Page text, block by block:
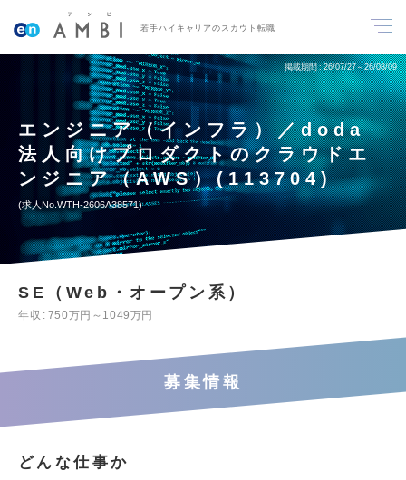
若手ハイキャリアのスカウト転職
掲載期間 26/07/27～26/08/09
エンジニア（インフラ）／doda
法人向けプロダクトのクラウドエ
ンジニア（AWS）(113704)
求人No.WTH-2606A38571
SE（Web・オープン系）
年収 750万円～1049万円
募集情報
どんな仕事か